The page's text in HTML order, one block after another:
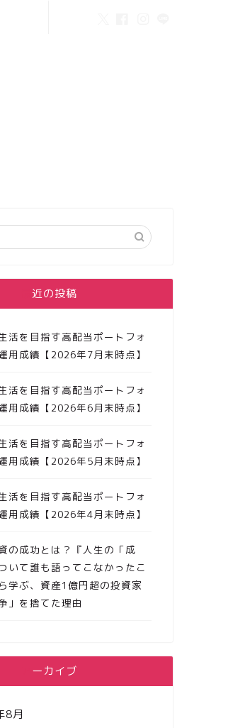
最近の投稿
活を目指す高配当ポートフォ
用成績【2026年7月末時点】
活を目指す高配当ポートフォ
用成績【2026年6月末時点】
活を目指す高配当ポートフォ
用成績【2026年5月末時点】
活を目指す高配当ポートフォ
用成績【2026年4月末時点】
の成功とは？『人生の「成
いて誰も語ってこなかったこ
学ぶ、資産1億円超の投資家
」を捨てた理由
アーカイブ
8月